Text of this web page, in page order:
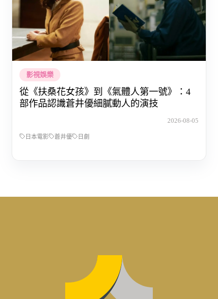
影視娛樂
從《扶桑花女孩》到《氣體人第一號》：4
部作品認識蒼井優細膩動人的演技
2026-08-05
日本電影 蒼井優 日劇